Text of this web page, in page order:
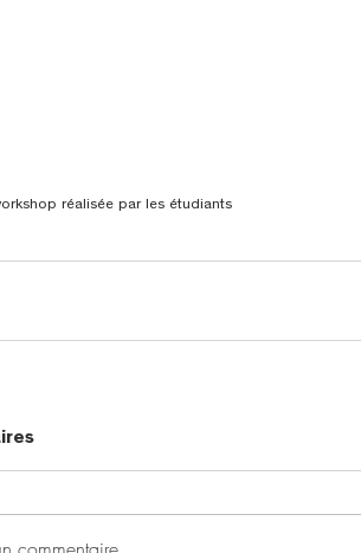
réalisée par les étudiants